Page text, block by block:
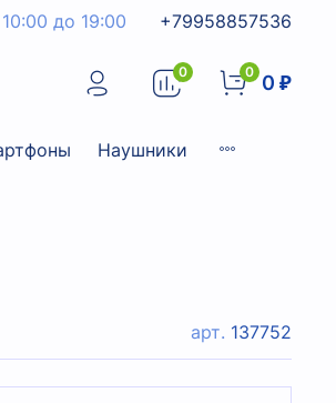
до 19:00 +79958857536
0 0 0 ₽
Наушники
арт. 137752